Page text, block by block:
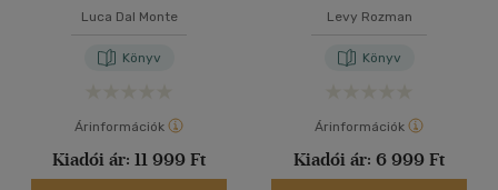
Luca Dal Monte
Könyv
Árinformációk
Kiadói ár: 11 999 Ft
Levy Rozman
Könyv
Árinformációk
Kiadói ár: 6 999 Ft